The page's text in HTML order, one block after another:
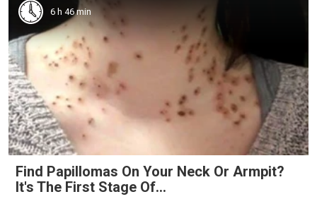
6 h 46 min
Find Papillomas On Your Neck Or Armpit?
It's The First Stage Of...